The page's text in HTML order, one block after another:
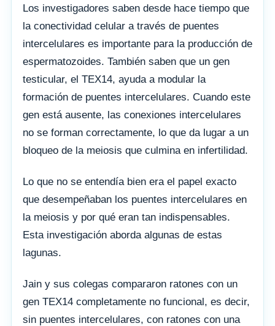
Los investigadores saben desde hace tiempo que
la conectividad celular a través de puentes
intercelulares es importante para la producción de
espermatozoides. También saben que un gen
testicular, el TEX14, ayuda a modular la
formación de puentes intercelulares. Cuando este
gen está ausente, las conexiones intercelulares
no se forman correctamente, lo que da lugar a un
bloqueo de la meiosis que culmina en infertilidad.
Lo que no se entendía bien era el papel exacto
que desempeñaban los puentes intercelulares en
la meiosis y por qué eran tan indispensables.
Esta investigación aborda algunas de estas
lagunas.
Jain y sus colegas compararon ratones con un
gen TEX14 completamente no funcional, es decir,
sin puentes intercelulares, con ratones con una